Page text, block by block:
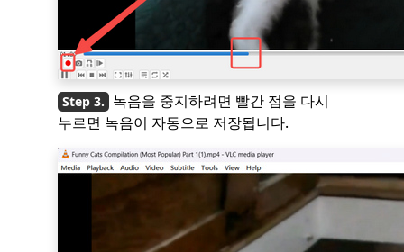
녹음을 중지하려면 빨간 점을 다시
누르면 녹음이 자동으로 저장됩니다.